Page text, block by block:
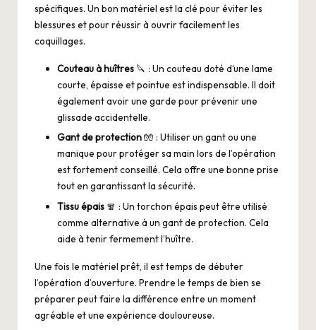
spécifiques. Un bon matériel est la clé pour éviter les
blessures et pour réussir à ouvrir facilement les
coquillages.
Couteau à huîtres 🔪 : Un couteau doté d’une lame
courte, épaisse et pointue est indispensable. Il doit
également avoir une garde pour prévenir une
glissade accidentelle.
Gant de protection🧤 : Utiliser un gant ou une
manique pour protéger sa main lors de l’opération
est fortement conseillé. Cela offre une bonne prise
tout en garantissant la sécurité.
Tissu épais 🧣 : Un torchon épais peut être utilisé
comme alternative à un gant de protection. Cela
aide à tenir fermement l’huître.
Une fois le matériel prêt, il est temps de débuter
l’opération d’ouverture. Prendre le temps de bien se
préparer peut faire la différence entre un moment
agréable et une expérience douloureuse.